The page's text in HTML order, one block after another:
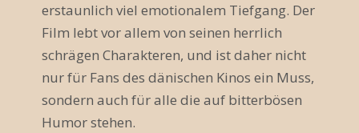
erstaunlich viel emotionalem Tiefgang. Der
Film lebt vor allem von seinen herrlich
schrägen Charakteren, und ist daher nicht
nur für Fans des dänischen Kinos ein Muss,
sondern auch für alle die auf bitterbösen
Humor stehen.